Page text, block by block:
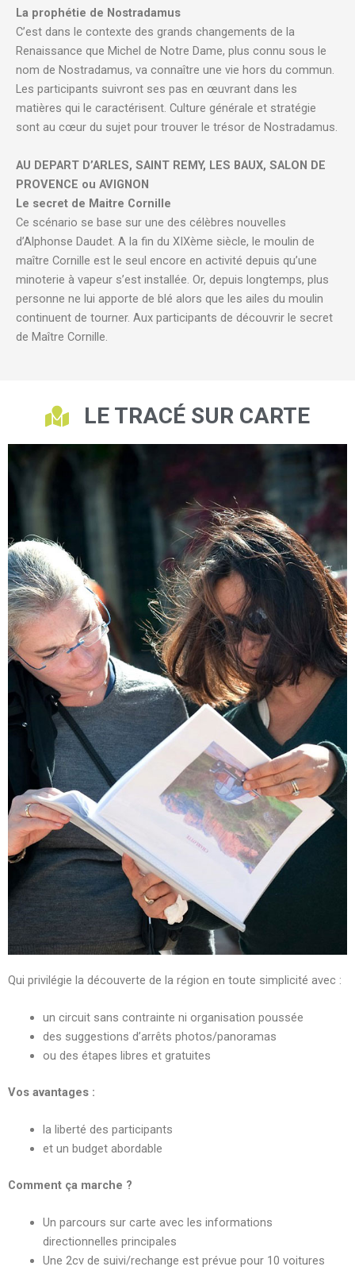
La prophétie de Nostradamus
C’est dans le contexte des grands changements de la
Renaissance que Michel de Notre Dame, plus connu sous le
nom de Nostradamus, va connaître une vie hors du commun.
Les participants suivront ses pas en œuvrant dans les
matières qui le caractérisent. Culture générale et stratégie
sont au cœur du sujet pour trouver le trésor de Nostradamus.
AU DEPART D’ARLES, SAINT REMY, LES BAUX, SALON DE
PROVENCE ou AVIGNON
Le secret de Maitre Cornille
Ce scénario se base sur une des célèbres nouvelles
d’Alphonse Daudet. A la fin du XIXème siècle, le moulin de
maître Cornille est le seul encore en activité depuis qu’une
minoterie à vapeur s’est installée. Or, depuis longtemps, plus
personne ne lui apporte de blé alors que les ailes du moulin
continuent de tourner. Aux participants de découvrir le secret
de Maître Cornille.
LE TRACÉ SUR CARTE
Qui privilégie la découverte de la région en toute simplicité avec :
un circuit sans contrainte ni organisation poussée
des suggestions d’arrêts photos/panoramas
ou des étapes libres et gratuites
Vos avantages :
la liberté des participants
et un budget abordable
Comment ça marche ?
Un parcours sur carte avec les informations
directionnelles principales
Une 2cv de suivi/rechange est prévue pour 10 voitures